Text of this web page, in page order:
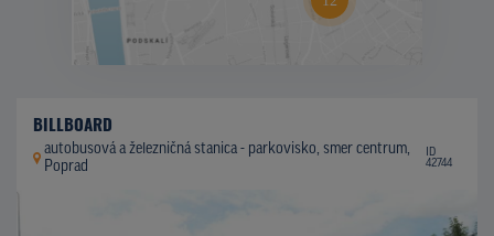
BILLBOARD
autobusová a železničná stanica - parkovisko, smer centrum,
Poprad
ID
42744